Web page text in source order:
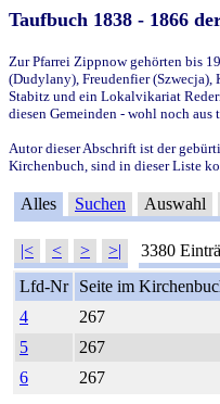
Taufbuch 1838 - 1866
Zur Pfarrei Zippnow gehörten bis
(Dudylany), Freudenfier
Stabitz und ein Lokalvikariat
diesen Gemeinden - wohl noch
Autor dieser Abschrift ist der
Kirchenbuch, sind in dieser Liste
Alles Suchen Auswahl
|< < > >| 3380
Lfd-Nr
Seite im
4
267
5
267
6
267